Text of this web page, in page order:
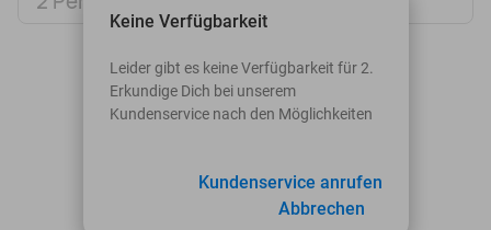
August 2026
Mo
Di Mi Do Fr
7 8
Keine Verfügbarkeit
Leider gibt es keine Verfügbarkeit für 2.
Erkundige Dich bei unserem
Kundenservice nach den Möglichkeiten
Kundenservice anrufen
Abbrechen